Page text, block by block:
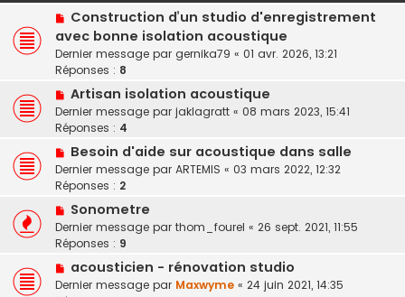
Construction d’un studio d'enregistrement
avec bonne isolation acoustique
Dernier message par gernika79 « 01 avr. 2026, 13:21
Réponses : 8
Artisan isolation acoustique
Dernier message par jaklagratt « 08 mars 2023, 15:41
Réponses : 4
Besoin d'aide sur acoustique dans salle
Dernier message par ARTEMIS « 03 mars 2022, 12:32
Réponses : 2
Sonometre
Dernier message par thom_fourel « 26 sept. 2021, 11:55
Réponses : 9
acousticien - rénovation studio
Dernier message par Maxwyme « 24 juin 2021, 14:35